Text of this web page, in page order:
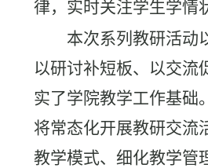
律，实时关注学生学情
本次系列教研活动
以研讨补短板、以交流
实了学院教学工作基础
将常态化开展教研交流
教学模式、细化教学管